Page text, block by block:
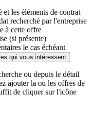
et les éléments de contrat
recherché par l'entreprise
à cette offre
(si présente)
le cas échéant
qui vous intéressent
ou depuis le détail
ajouter la ou les offres de
de cliquer sur l'icône